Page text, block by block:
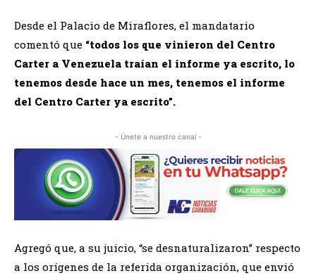
Desde el Palacio de Miraflores, el mandatario
comentó que “todos los que vinieron del Centro
Carter a Venezuela traían el informe ya escrito, lo
tenemos desde hace un mes, tenemos el informe
del Centro Carter ya escrito”.
- Únete a nuestro canal -
Agregó que, a su juicio, “se desnaturalizaron” respecto
a los orígenes de la referida organización, que envió